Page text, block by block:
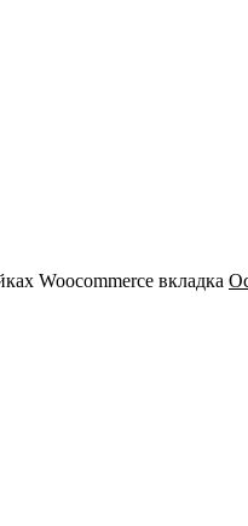
Woocommerce вкладка